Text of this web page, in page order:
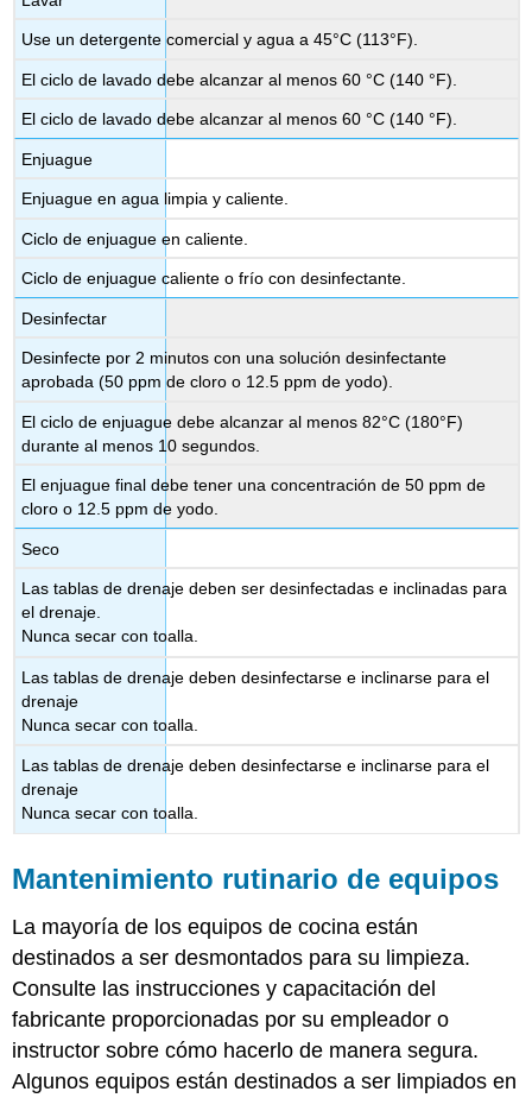
Use un detergente comercial y agua a 45°C (113°F).
El ciclo de lavado debe alcanzar al menos 60 °C (140 °F).
El ciclo de lavado debe alcanzar al menos 60 °C (140 °F).
Enjuague
Enjuague en agua limpia y caliente.
Ciclo de enjuague en caliente.
Ciclo de enjuague caliente o frío con desinfectante.
Desinfectar
Desinfecte por 2 minutos con una solución desinfectante
aprobada (50 ppm de cloro o 12.5 ppm de yodo).
El ciclo de enjuague debe alcanzar al menos 82°C (180°F)
durante al menos 10 segundos.
El enjuague final debe tener una concentración de 50 ppm de
cloro o 12.5 ppm de yodo.
Seco
Las tablas de drenaje deben ser desinfectadas e inclinadas para
el drenaje.
Nunca secar con toalla.
Las tablas de drenaje deben desinfectarse e inclinarse para el
drenaje
Nunca secar con toalla.
Las tablas de drenaje deben desinfectarse e inclinarse para el
drenaje
Nunca secar con toalla.
Mantenimiento rutinario de equipos
La mayoría de los equipos de cocina están
destinados a ser desmontados para su limpieza.
Consulte las instrucciones y capacitación del
fabricante proporcionadas por su empleador o
instructor sobre cómo hacerlo de manera segura.
Algunos equipos están destinados a ser limpiados en